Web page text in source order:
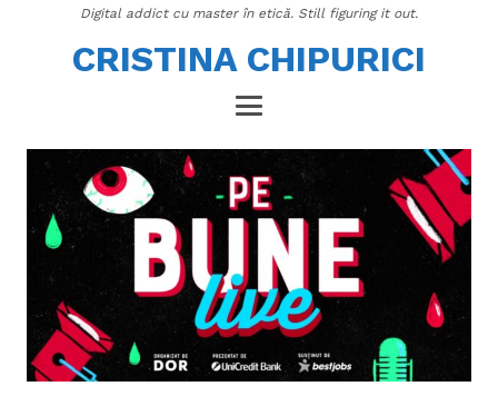
Digital addict cu master în etică. Still figuring it out.
CRISTINA CHIPURICI